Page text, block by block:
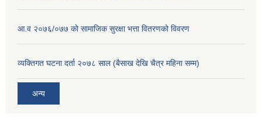
आ.व २०७६/०७७ को सामाजिक सुरक्षा भत्ता वितरणको विवरण
व्यक्तिगत घटना दर्ता २०७८ साल (बैसाख देखि चैत्र महिना सम्म)
अन्य